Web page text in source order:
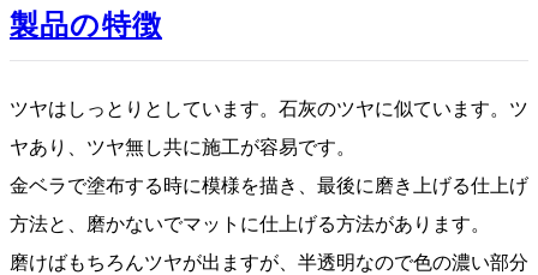
製品の特徴
ツヤはしっとりとしています。石灰のツヤに似ています。ツ
ヤあり、ツヤ無し共に施工が容易です。
金ベラで塗布する時に模様を描き、最後に磨き上げる仕上げ
方法と、磨かないでマットに仕上げる方法があります。
磨けばもちろんツヤが出ますが、半透明なので色の濃い部分